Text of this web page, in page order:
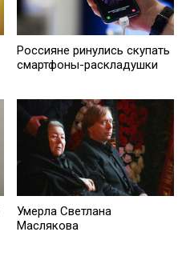
Россияне ринулись скупать
смартфоны-раскладушки
Умерла Светлана
Маслякова